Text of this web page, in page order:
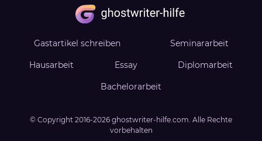
Gastartikel schreiben Seminararbeit
Hausarbeit Essay Diplomarbeit
Bachelorarbeit
© Copyright 2016-2026 ghostwriter-hilfe.com. Alle Rechte
vorbehalten